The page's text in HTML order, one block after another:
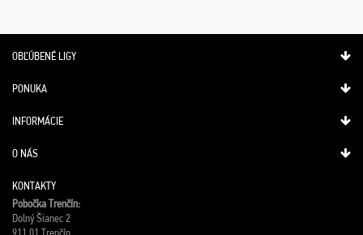
OBĽÚBENÉ LIGY
PONUKA
INFORMÁCIE
O NÁS
KONTAKTY
Pobočka Trenčín:
Dolný Šianec 2